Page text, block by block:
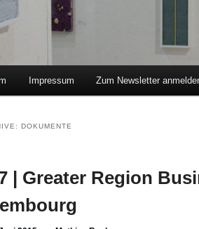
Inhalt wechseln
Impressum Zum Newsletter
DOKUMENTE
| Greater Region